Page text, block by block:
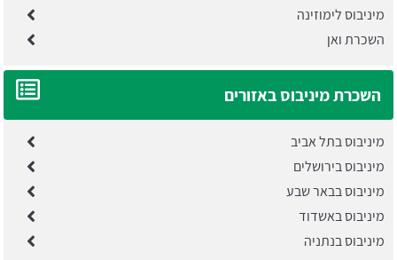
מיניבוס לימוזינה
השכרת ואן
השכרת מיניבוס באזורים
מיניבוס בתל אביב
מיניבוס בירושלים
מיניבוס בבאר שבע
מיניבוס באשדוד
מיניבוס בנתניה